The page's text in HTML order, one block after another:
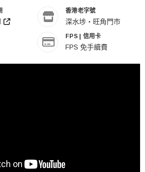
香港老字號
深水埗・旺角門市
FPS | 信用卡
FPS 免手續費